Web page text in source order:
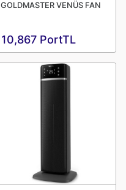
GOLDMASTER VENÜS FAN
10,867 PortTL